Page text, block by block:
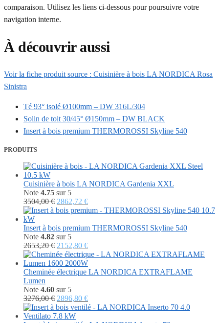
comparaison. Utilisez les liens ci-dessous pour poursuivre votre
navigation interne.
À découvrir aussi
Voir la fiche produit source : Cuisinière à bois LA NORDICA Rosa
Sinistra
Té 93° isolé Ø100mm – DW 316L/304
Solin de toit 30/45° Ø150mm – DW BLACK
Insert à bois premium THERMOROSSI Skyline 540
PRODUITS
Cuisinière à bois LA NORDICA Gardenia XXL
Note 4.75 sur 5
3504,00€ Le
prix
était :
3504,00 €.
2862,72 €Le
prix
est :
Insert à bois premium THERMOROSSI Skyline 540
Note 4.82 sur 5
2653,20€ Le
prix
initial
était :
2152,80 €Le
prix
actuel
est :
Cheminée électrique LA NORDICA EXTRAFLAME
Lumen
Note 4.60 sur 5
3276,00€ Le
prix
initial
2896,80 €Le
prix